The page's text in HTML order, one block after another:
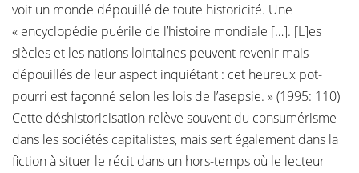
voit un monde dépouillé de toute historicité. Une
« encyclopédie puérile de l’histoire mondiale […]. [L]es
siècles et les nations lointaines peuvent revenir mais
dépouillés de leur aspect inquiétant : cet heureux pot-
pourri est façonné selon les lois de l’asepsie. » (1995: 110)
Cette déshistoricisation relève souvent du consumérisme
dans les sociétés capitalistes, mais sert également dans la
fiction à situer le récit dans un hors-temps où le lecteur